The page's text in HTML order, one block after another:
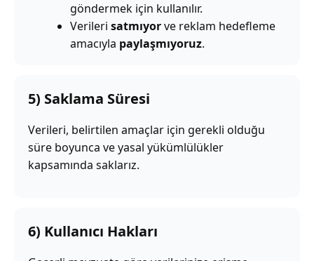
göndermek için kullanılır.
Verileri satmıyorve reklam hedefleme
amacıyla paylaşmıyoruz.
5) Saklama Süresi
Verileri, belirtilen amaçlar için gerekli olduğu
süre boyunca ve yasal yükümlülükler
kapsamında saklarız.
6) Kullanıcı Hakları